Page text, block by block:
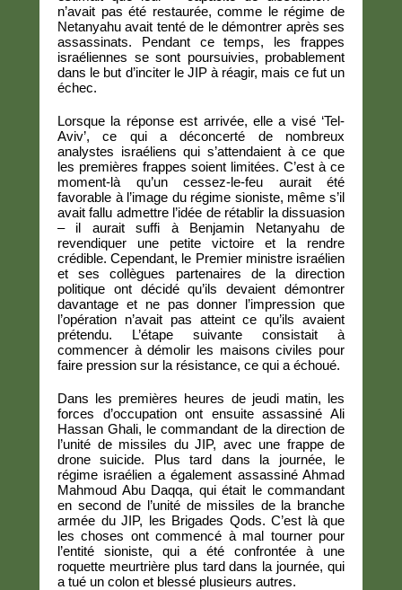
n’avait pas été restaurée, comme le régime de
Netanyahu avait tenté de le démontrer après ses
assassinats. Pendant ce temps, les frappes
israéliennes se sont poursuivies, probablement
dans le but d’inciter le JIP à réagir, mais ce fut un
échec.
Lorsque la réponse est arrivée, elle a visé ‘Tel-
Aviv’, ce qui a déconcerté de nombreux
analystes israéliens qui s’attendaient à ce que
les premières frappes soient limitées. C’est à ce
moment-là qu’un cessez-le-feu aurait été
favorable à l’image du régime sioniste, même s’il
avait fallu admettre l’idée de rétablir la dissuasion
– il aurait suffi à Benjamin Netanyahu de
revendiquer une petite victoire et la rendre
crédible. Cependant, le Premier ministre israélien
et ses collègues partenaires de la direction
politique ont décidé qu’ils devaient démontrer
davantage et ne pas donner l’impression que
l’opération n’avait pas atteint ce qu’ils avaient
prétendu. L’étape suivante consistait à
commencer à démolir les maisons civiles pour
faire pression sur la résistance, ce qui a échoué.
Dans les premières heures de jeudi matin, les
forces d’occupation ont ensuite assassiné Ali
Hassan Ghali, le commandant de la direction de
l’unité de missiles du JIP, avec une frappe de
drone suicide. Plus tard dans la journée, le
régime israélien a également assassiné Ahmad
Mahmoud Abu Daqqa, qui était le commandant
en second de l’unité de missiles de la branche
armée du JIP, les Brigades Qods. C’est là que
les choses ont commencé à mal tourner pour
l’entité sioniste, qui a été confrontée à une
roquette meurtrière plus tard dans la journée, qui
a tué un colon et blessé plusieurs autres.